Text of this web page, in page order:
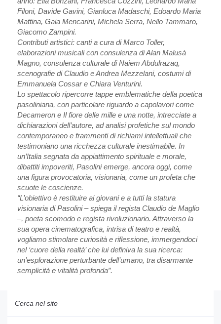
Filoni, Davide Gavini, Gianluca Madaschi, Edoardo Maria
Mattina, Gaia Mencarini, Michela Serra, Nello Tammaro,
Giacomo Zampini.
Contributi artistici: canti a cura di Marco Toller,
elaborazioni musicali con consulenza di Alan Malusà
Magno, consulenza culturale di Naiem Abdulrazaq,
scenografie di Claudio e Andrea Mezzelani, costumi di
Emmanuela Cossar e Chiara Venturini.
Lo spettacolo ripercorre tappe emblematiche della poetica
pasoliniana, con particolare riguardo a capolavori come
Decameron e Il fiore delle mille e una notte, intrecciate a
dichiarazioni dell’autore, ad analisi profetiche sul mondo
contemporaneo e frammenti di richiami intellettuali che
testimoniano una ricchezza culturale inestimabile. In
un’Italia segnata da appiattimento spirituale e morale,
dibattiti impoveriti, Pasolini emerge, ancora oggi, come
una figura provocatoria, visionaria, come un profeta che
scuote le coscienze.
“L’obiettivo è restituire ai giovani e a tutti la statura
visionaria di Pasolini – spiega il regista Claudio de Maglio
–, poeta scomodo e regista rivoluzionario. Attraverso la
sua opera cinematografica, intrisa di teatro e realtà,
vogliamo stimolare curiosità e riflessione, immergendoci
nel ‘cuore della realtà’ che lui definiva la sua ricerca:
un’esplorazione perturbante dell’umano, tra disarmante
semplicità e vitalità profonda”.
Cerca nel sito